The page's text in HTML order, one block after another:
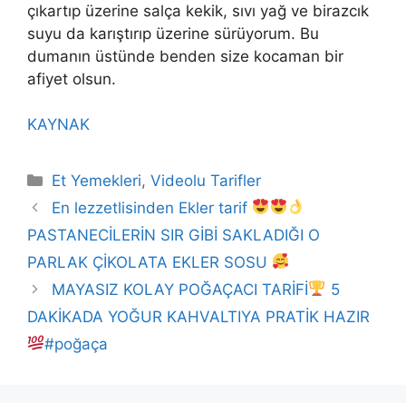
çıkartıp üzerine salça kekik, sıvı yağ ve birazcık
suyu da karıştırıp üzerine sürüyorum. Bu
dumanın üstünde benden size kocaman bir
afiyet olsun.
KAYNAK
Kategoriler
Et Yemekleri,Videolu Tarifler
En lezzetlisinden Ekler tarif
PASTANECİLERİN SIR GİBİ SAKLADIĞI O
PARLAK ÇİKOLATA EKLER SOSU
MAYASIZ KOLAY POĞAÇACI TARİFİ
5
DAKİKADA YOĞUR KAHVALTIYA PRATİK HAZIR
#poğaça